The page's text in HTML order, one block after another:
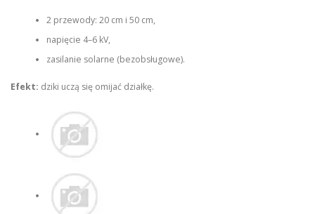
2 przewody: 20 cm i 50 cm,
napięcie 4–6 kV,
zasilanie solarne (bezobsługowe).
Efekt: dziki uczą się omijać działkę.